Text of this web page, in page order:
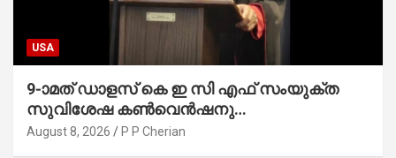
USA
9-ാമത് ഡാളസ് കെ ഇ സി എഫ് സംയുക്ത
സുവിശേഷ കൺവെൻഷനു
പ്രാർത്ഥനാനിർഭരമായ തുടക്കം
August 8, 2026 P P Cherian